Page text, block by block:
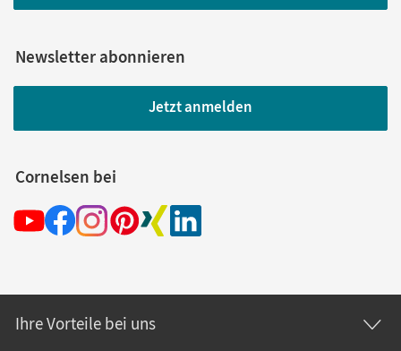
Newsletter abonnieren
Jetzt anmelden
Cornelsen bei
Ihre Vorteile bei uns